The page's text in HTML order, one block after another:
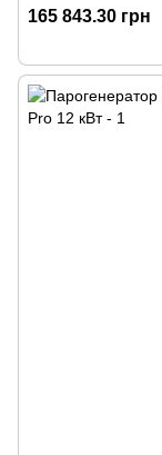
165 843.30 грн